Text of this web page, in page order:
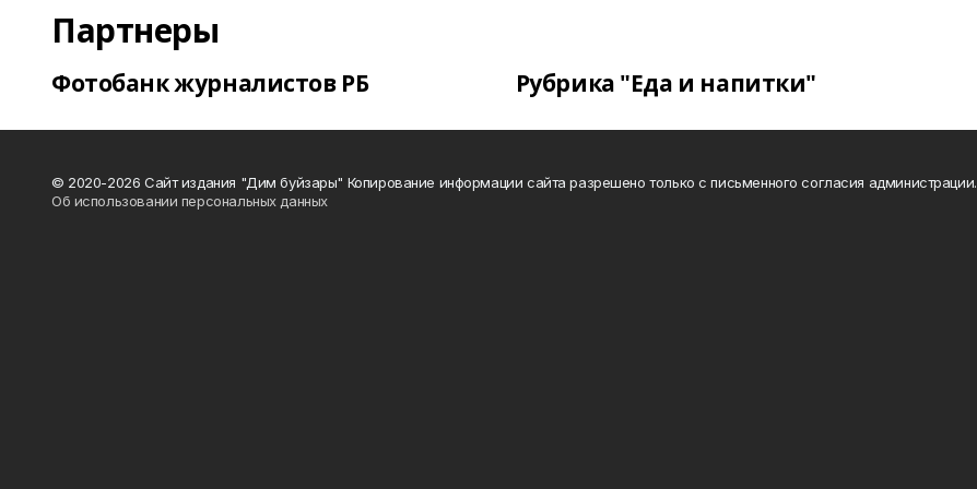
Партнеры
Фотобанк журналистов РБ Рубрика "Еда и напитки"
© 2020-2026 Сайт издания "Дим буйзары" Копирование информации сайта разрешено только с письменного согласия администрации.
Об использовании персональных данных